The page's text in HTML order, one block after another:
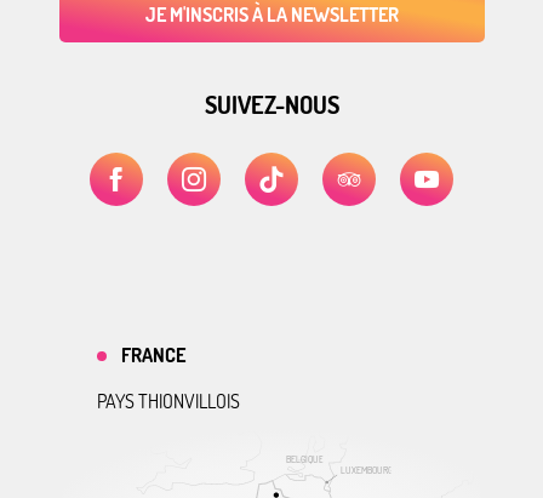
JE M'INSCRIS À LA NEWSLETTER
SUIVEZ-NOUS
BELGIQUE
LUXEMBOURG
FRANCE
PAYS THIONVILLOIS